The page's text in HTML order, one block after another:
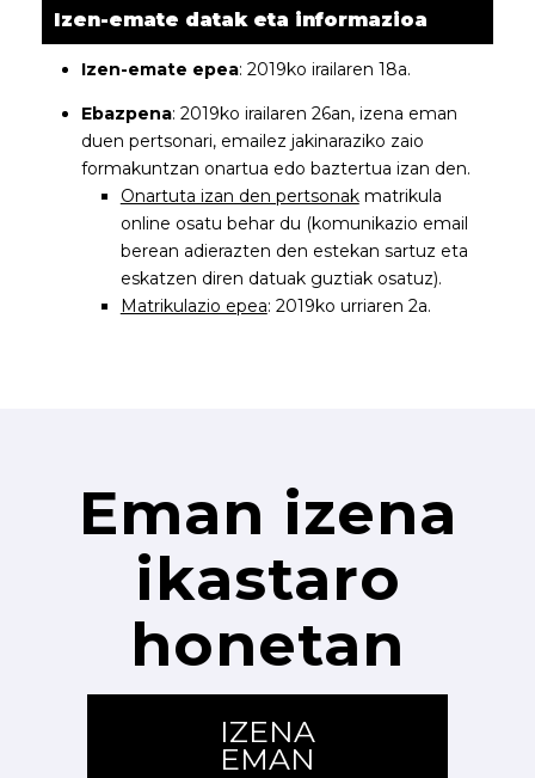
Izen-emate datak eta informazioa
Izen-emate epea: 2019ko irailaren 18a.
Ebazpena: 2019ko irailaren 26an, izena eman
duen pertsonari, emailez jakinaraziko zaio
formakuntzan onartua edo baztertua izan den.
Onartuta izan den pertsonakmatrikula
online osatu behar du (komunikazio email
berean adierazten den estekan sartuz eta
eskatzen diren datuak guztiak osatuz).
Matrikulazio epea: 2019ko urriaren 2a.
Eman izena
ikastaro
honetan
IZENA
EMAN